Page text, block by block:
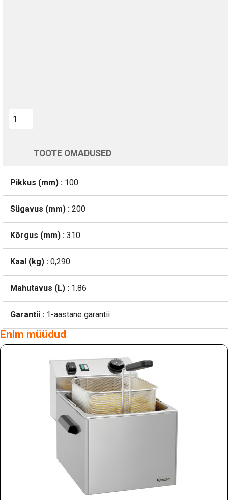
TOOTE OMADUSED
Pikkus (mm) : 100
Sügavus (mm) : 200
Kõrgus (mm) : 310
Kaal (kg) : 0,290
Mahutavus (L) : 1.86
Garantii : 1-aastane garantii
Enim müüdud